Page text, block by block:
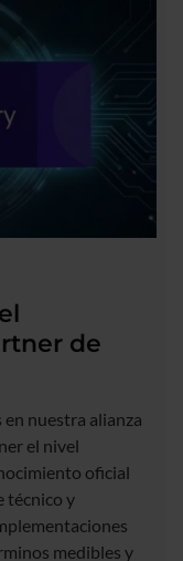
de
en nuestra alianza
el nivel
oficial
técnico y
medibles y